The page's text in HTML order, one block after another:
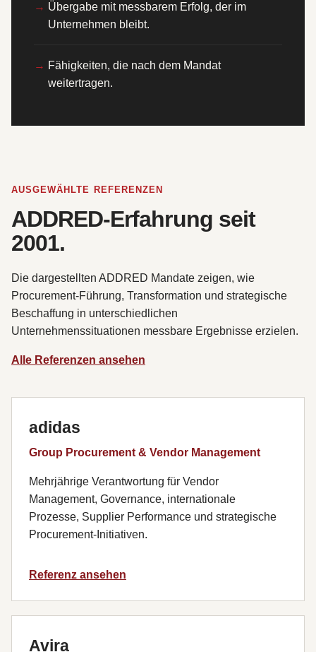
Übergabe mit messbarem Erfolg, der im
Unternehmen bleibt.
Fähigkeiten, die nach dem Mandat
weitertragen.
AUSGEWÄHLTE REFERENZEN
ADDRED-Erfahrung seit
2001.
Die dargestellten ADDRED Mandate zeigen, wie
Procurement-Führung, Transformation und strategische
Beschaffung in unterschiedlichen
Unternehmenssituationen messbare Ergebnisse erzielen.
Alle Referenzen ansehen
adidas
Group Procurement & Vendor Management
Mehrjährige Verantwortung für Vendor
Management, Governance, internationale
Prozesse, Supplier Performance und strategische
Procurement-Initiativen.
Referenz ansehen
Avira